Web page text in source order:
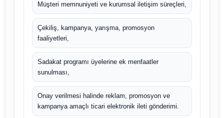
Müşteri memnuniyeti ve kurumsal iletişim süreçleri,
Çekiliş, kampanya, yarışma, promosyon
faaliyetleri,
Sadakat programı üyelerine ek menfaatler
sunulması,
Onay verilmesi halinde reklam, promosyon ve
kampanya amaçlı ticari elektronik ileti gönderimi.